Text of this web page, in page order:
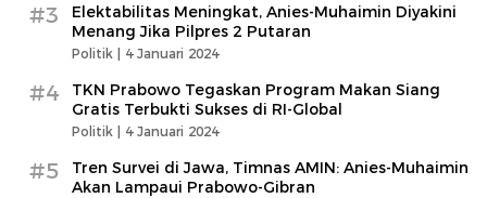
#3
Elektabilitas Meningkat, Anies-Muhaimin Diyakini
Menang Jika Pilpres 2 Putaran
Politik | 4 Januari 2024
#4
TKN Prabowo Tegaskan Program Makan Siang
Gratis Terbukti Sukses di RI-Global
Politik | 4 Januari 2024
#5
Tren Survei di Jawa, Timnas AMIN: Anies-Muhaimin
Akan Lampaui Prabowo-Gibran